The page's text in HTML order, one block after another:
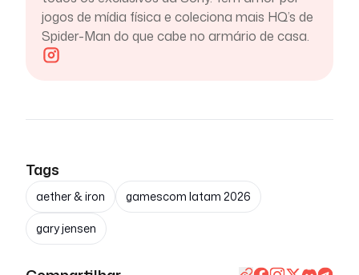
jogos de mídia física e coleciona mais HQ’s de
Spider-Man do que cabe no armário de casa.
Tags
aether & iron gamescom latam 2026
gary jensen